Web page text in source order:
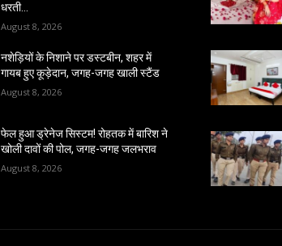
धरती…
August 8, 2026
नशेड़ियों के निशाने पर डस्टबीन, शहर में
गायब हुए कूड़ेदान, जगह-जगह खाली स्टैंड
August 8, 2026
फेल हुआ ड्रेनेज सिस्टम! रोहतक में बारिश ने
खोली दावों की पोल, जगह-जगह जलभराव
August 8, 2026